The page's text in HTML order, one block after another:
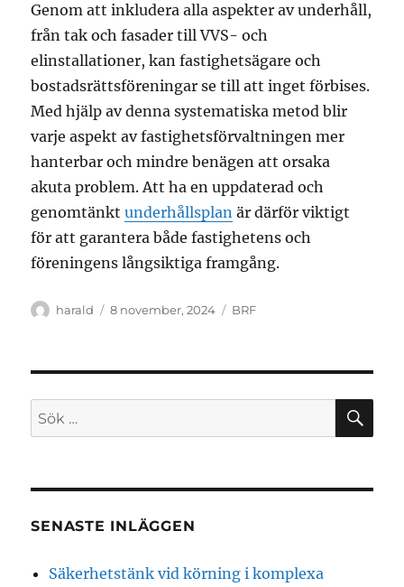
Genom att inkludera alla aspekter av underhåll,
från tak och fasader till VVS- och
elinstallationer, kan fastighetsägare och
bostadsrättsföreningar se till att inget förbises.
Med hjälp av denna systematiska metod blir
varje aspekt av fastighetsförvaltningen mer
hanterbar och mindre benägen att orsaka
akuta problem. Att ha en uppdaterad och
genomtänktunderhållsplan är därför viktigt
för att garantera både fastighetens och
föreningens långsiktiga framgång.
Författare
harald
Publicerat
8 november, 2024 Kategorier
BRF
Sök
efter:
SENASTE INLÄGGEN
Säkerhetstänk vid körning i komplexa